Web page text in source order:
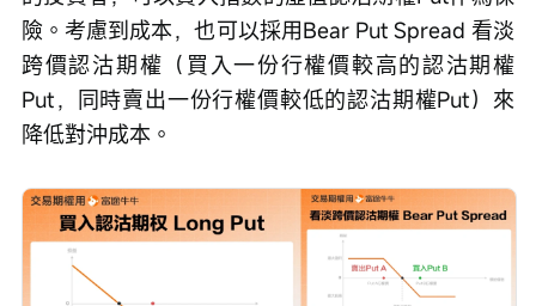
險。考慮到成本，也可以採用Bear Put Spread 看淡
跨價認沽期權（買入一份行權價較高的認沽期權
Put，同時賣出一份行權價較低的認沽期權Put）來
降低對沖成本。